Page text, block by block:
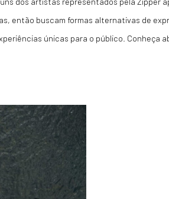
então buscam formas alternativas de
únicas para o público. Conheça